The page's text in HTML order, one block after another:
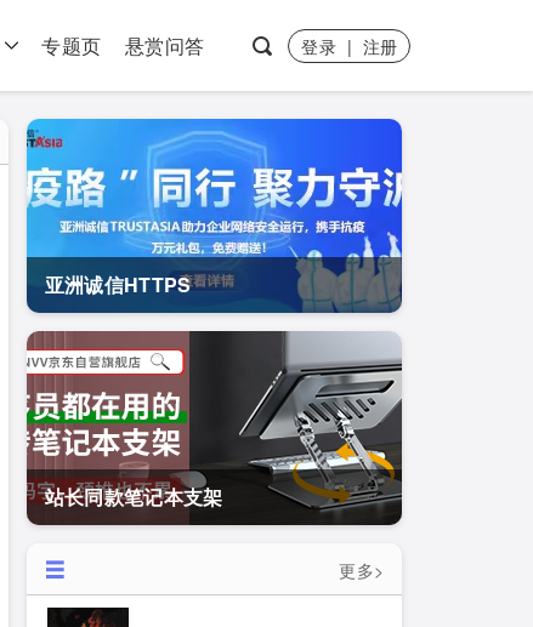
专题页 悬赏问答 登录 | 注册
亚洲诚信HTTPS
站长同款笔记本支架
更多>